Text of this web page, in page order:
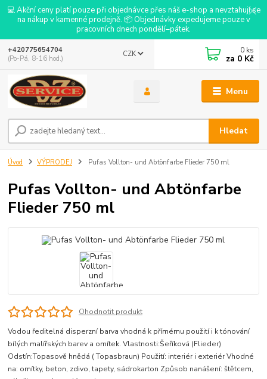
💻 Akční ceny platí pouze při objednávce přes náš e-shop a nevztahují se
na nákup v kamenné prodejně. 📦 Objednávky expedujeme pouze v
pracovních dnech pondělí–pátek.
Menu
CZK
Hledat
+420775654704
(Po-Pá, 8-16 hod.)
0 ks
za 0 Kč
Úvod VÝPRODEJ Pufas Vollton- und Abtönfarbe Flieder 750 ml
Pufas Vollton- und Abtönfarbe
Flieder 750 ml
Ohodnotit produkt
Vodou ředitelná disperzní barva vhodná k přímému použití i k tónování
bílých malířských barev a omítek. Vlastnosti:Šeříková (Flieder)
Odstín:Topasově hnědá ( Topasbraun) Použití: interiér i exteriér Vhodné
na: omítky, beton, zdivo, tapety, sádrokarton Způsob nanášení: štětcem,